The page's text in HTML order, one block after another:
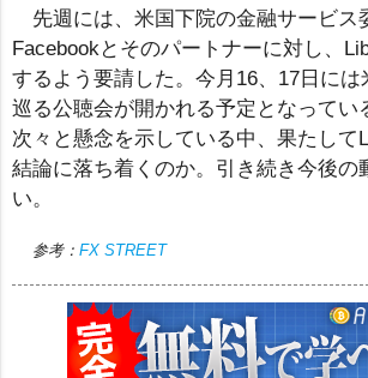
先週には、米国下院の金融サービス
Facebookとそのパートナーに対し、
するよう要請した。今月16、17日には
巡る公聴会が開かれる予定となってい
次々と懸念を示している中、果たして
結論に落ち着くのか。引き続き今後の
い。
参考： FX STREET